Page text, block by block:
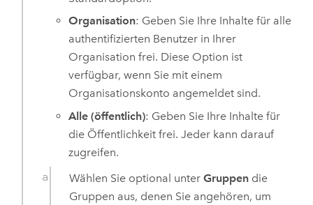
Organisation: Geben Sie Ihre Inhalte für alle
authentifizierten Benutzer in Ihrer
Organisation frei. Diese Option ist
verfügbar, wenn Sie mit einem
Organisationskonto angemeldet sind.
Alle (öffentlich): Geben Sie Ihre Inhalte für
die Öffentlichkeit frei. Jeder kann darauf
zugreifen.
Wählen Sie optional unterGruppen die
Gruppen aus, denen Sie angehören, um